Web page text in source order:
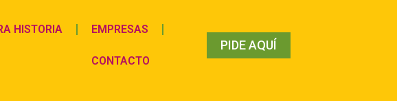
HISTORIA EMPRESAS
CONTACTO
PIDE AQUÍ